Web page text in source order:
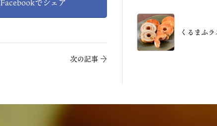
次の記事 →
くるまふラ